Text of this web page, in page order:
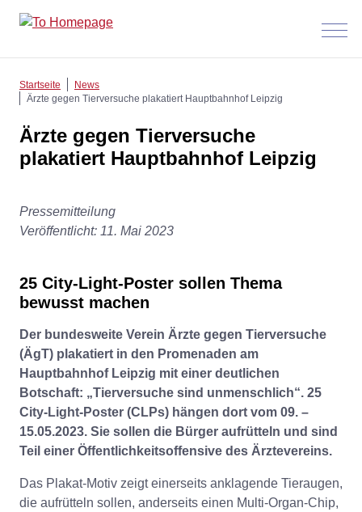
Menü
Startseite
News
Ärzte gegen Tierversuche plakatiert Hauptbahnhof Leipzig
Ärzte gegen Tierversuche
plakatiert Hauptbahnhof Leipzig
Pressemitteilung
Veröffentlicht: 11. Mai 2023
25 City-Light-Poster sollen Thema
bewusst machen
Der bundesweite Verein Ärzte gegen Tierversuche
(ÄgT) plakatiert in den Promenaden am
Hauptbahnhof Leipzig mit einer deutlichen
Botschaft: „Tierversuche sind unmenschlich“. 25
City-Light-Poster (CLPs) hängen dort vom 09. –
15.05.2023. Sie sollen die Bürger aufrütteln und sind
Teil einer Öffentlichkeitsoffensive des Ärztevereins.
Das Plakat-Motiv zeigt einerseits anklagende Tieraugen,
die aufrütteln sollen, anderseits einen Multi-Organ-Chip,